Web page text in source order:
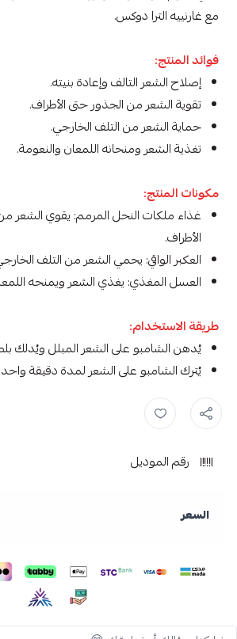
مع غارنييه الترا دوكس.
فوائد المنتج:
إصلاح الشعر التالف وإعادة بنيته.
تقوية الشعر من الجذور حتى الأطراف.
حماية الشعر من التلف الخارجي.
تغذية الشعر ومنحانه اللمعان والنعومة.
مكونات المنتج:
غذاء ملكات النحل المرمم: يقوي الشعر
الأطراف.
العكبر الواقي: يحمي الشعر من التلف
العسل المغذي: يغذي الشعر ويمنحه
طريقة الاستخدام:
يُدهن الشامبو على الشعر المبلل ويُدلك
يُترك الشامبو على الشعر لمدة دقيقة
بلسم العسل الطبيعي ,
رقم الموديل
السعر